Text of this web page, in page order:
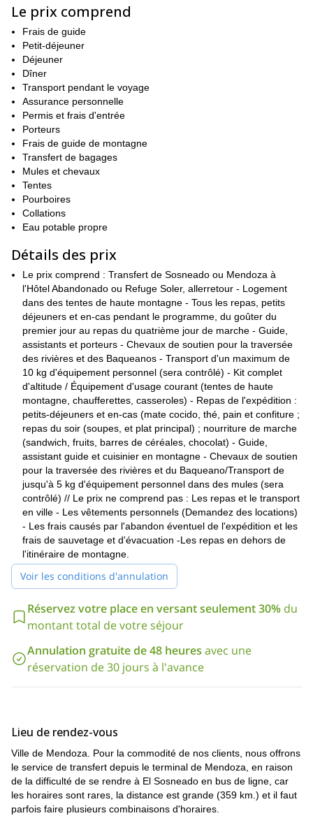
degrés en dessous de zéro pendant les nuits, la faim et la mort.
Ils ont essayé de résister sur les quelques réserves de nourriture
qu'ils avaient, en attendant d'être secourus, mais ils ont perdu
espoir lorsqu'en écoutant une radio ils ont appris que leurs
recherches avaient été abandonnées. Finalement, désespérés
par les températures glaciales, les avalanches menaçantes et
affligés par la mort continue de leurs compagnons,
eux ont décidé de traverser les immenses montagnes
atteindre le Chili.
C'est ainsi que le 22 décembre 1972, après avoir été
pendant 72 joursle monde a découvert que
avaient vaincu la mort dans
le "Milagro de los Andes" (le miracle des Andes). Ce programme
de trekking vous emmène sur le lieu du crash, aujourd'hui un
sanctuaire.
Nous nous retrouverons dans la ville de Mendoza, et de là, nous
commencera.Vous pouvez consulter l'itinéraire jour par jour ci-
dessous.
Gardez à l'esprit que c'estune randonnée difficile, vraiment
exigeanteVous devez donc avoir une excellente condition
physique pour vous joindre à nous, car nous seronstrekking
d'une durée totale de 12 à 13 heures le troisième jour, avec un
gain d'altitude d'environ 1000m. Nous camperons dans les
montagnes, et ferons du trekking sur des terrains rocheux, sur la
neige ou la glace pendant certaines sections, mais sans difficulté
technique.
Si vous êtes partant pour ce trek unique, contactez-nous et
réservez votre place. Venez nous rejoindre pour vivre une
expérience unique dans les impressionnantes Andes.
Le prix comprend
Frais de guide
Petit-déjeuner
Déjeuner
Dîner
Transport pendant le voyage
Assurance personnelle
Permis et frais d'entrée
Porteurs
Frais de guide de montagne
Transfert de bagages
Mules et chevaux
Tentes
Pourboires
Collations
Eau potable propre
Détails des prix
Le prix comprend : Transfert de Sosneado ou Mendoza à
l'Hôtel Abandonado ou Refuge Soler, allerretour - Logement
dans des tentes de haute montagne - Tous les repas, petits
déjeuners et en-cas pendant le programme, du goûter du
premier jour au repas du quatrième jour de marche - Guide,
assistants et porteurs - Chevaux de soutien pour la traversée
des rivières et des Baqueanos - Transport d'un maximum de
10 kg d'équipement personnel (sera contrôlé) - Kit complet
d'altitude / Équipement d'usage courant (tentes de haute
montagne, chaufferettes, casseroles) - Repas de l'expédition :
petits-déjeuners et en-cas (mate cocido, thé, pain et confiture ;
repas du soir (soupes, et plat principal) ; nourriture de marche
(sandwich, fruits, barres de céréales, chocolat) - Guide,
assistant guide et cuisinier en montagne - Chevaux de soutien
pour la traversée des rivières et du Baqueano/Transport de
jusqu'à 5 kg d'équipement personnel dans des mules (sera
contrôlé) // Le prix ne comprend pas : Les repas et le transport
en ville - Les vêtements personnels (Demandez des locations)
- Les frais causés par l'abandon éventuel de l'expédition et les
frais de sauvetage et d'évacuation -Les repas en dehors de
l'itinéraire de montagne.
Voir les conditions d'annulation
Réservez votre place en versant seulement 30% du
montant total de votre séjour
Annulation gratuite de 48 heures avec une
réservation de 30 jours à l'avance
Lieu de rendez-vous
Ville de Mendoza. Pour la commodité de nos clients, nous offrons
le service de transfert depuis le terminal de Mendoza, en raison
de la difficulté de se rendre à El Sosneado en bus de ligne, car
les horaires sont rares, la distance est grande (359 km.) et il faut
parfois faire plusieurs combinaisons d'horaires.